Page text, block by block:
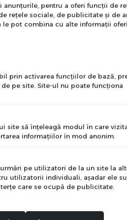
in brate si de a-l legana este
Coccolle Freya iti
tip de aranjare interioara.
functia de leganare
Freya are functia de
gratie design-ului neutru si a
pentru a oferi funcții de
rețele sociale, de publicitate și de
pot combina cu alte informații
prin activarea funcţiilor de bază,
pe site. Site-ul nu poate funcţiona
site să înţeleagă modul în care
informaţiilor în mod anonim.
pe utilizatori de la un site la
utilizatorii individuali, aşadar ele
care se ocupă de publicitate.